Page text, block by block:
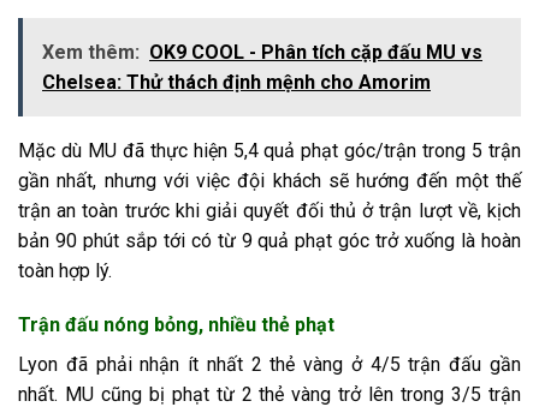
Xem thêm: OK9 COOL - Phân tích cặp đấu MU vs
Chelsea: Thử thách định mệnh cho Amorim
Mặc dù MU đã thực hiện 5,4 quả phạt góc/trận trong 5 trận
gần nhất, nhưng với việc đội khách sẽ hướng đến một thế
trận an toàn trước khi giải quyết đối thủ ở trận lượt về, kịch
bản 90 phút sắp tới có từ 9 quả phạt góc trở xuống là hoàn
toàn hợp lý.
Trận đấu nóng bỏng, nhiều thẻ phạt
Lyon đã phải nhận ít nhất 2 thẻ vàng ở 4/5 trận đấu gần
nhất. MU cũng bị phạt từ 2 thẻ vàng trở lên trong 3/5 trận